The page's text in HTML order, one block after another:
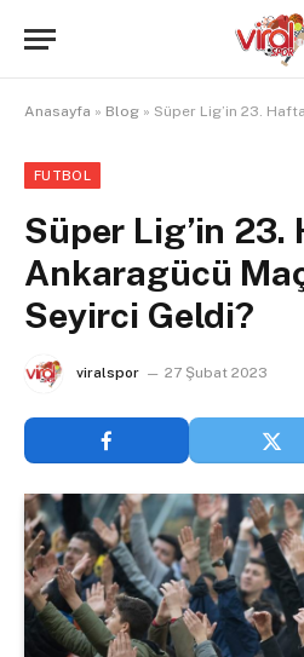
Anasayfa » Blog » Süper Lig’in 23. Haftasında
FUTBOL
Süper Lig’in 23.
Ankaragücü
Seyirci Geldi?
viralspor 27 Şubat 2023